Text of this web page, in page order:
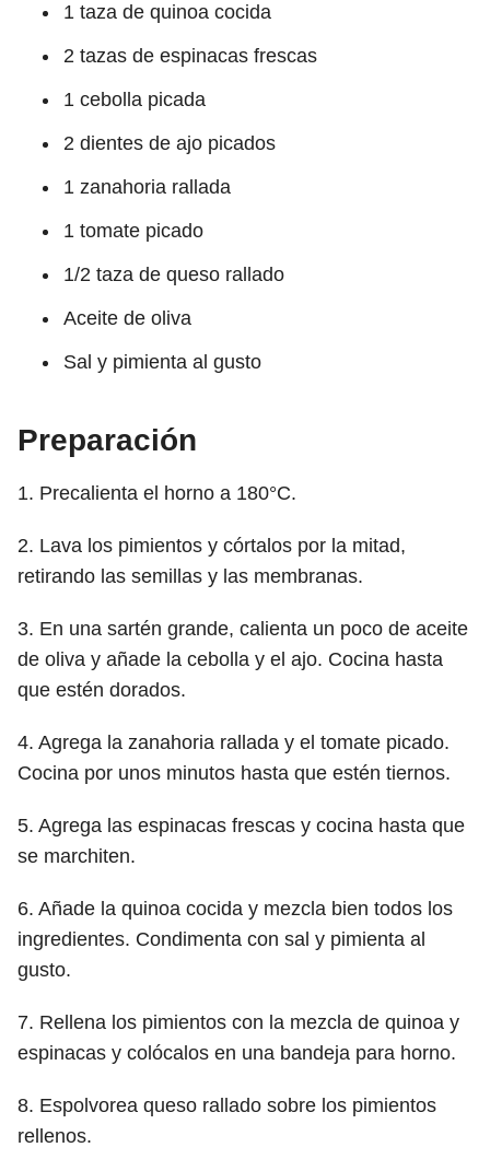
1 taza de quinoa cocida
2 tazas de espinacas frescas
1 cebolla picada
2 dientes de ajo picados
1 zanahoria rallada
1 tomate picado
1/2 taza de queso rallado
Aceite de oliva
Sal y pimienta al gusto
Preparación
1. Precalienta el horno a 180°C.
2. Lava los pimientos y córtalos por la mitad,
retirando las semillas y las membranas.
3. En una sartén grande, calienta un poco de aceite
de oliva y añade la cebolla y el ajo. Cocina hasta
que estén dorados.
4. Agrega la zanahoria rallada y el tomate picado.
Cocina por unos minutos hasta que estén tiernos.
5. Agrega las espinacas frescas y cocina hasta que
se marchiten.
6. Añade la quinoa cocida y mezcla bien todos los
ingredientes. Condimenta con sal y pimienta al
gusto.
7. Rellena los pimientos con la mezcla de quinoa y
espinacas y colócalos en una bandeja para horno.
8. Espolvorea queso rallado sobre los pimientos
rellenos.